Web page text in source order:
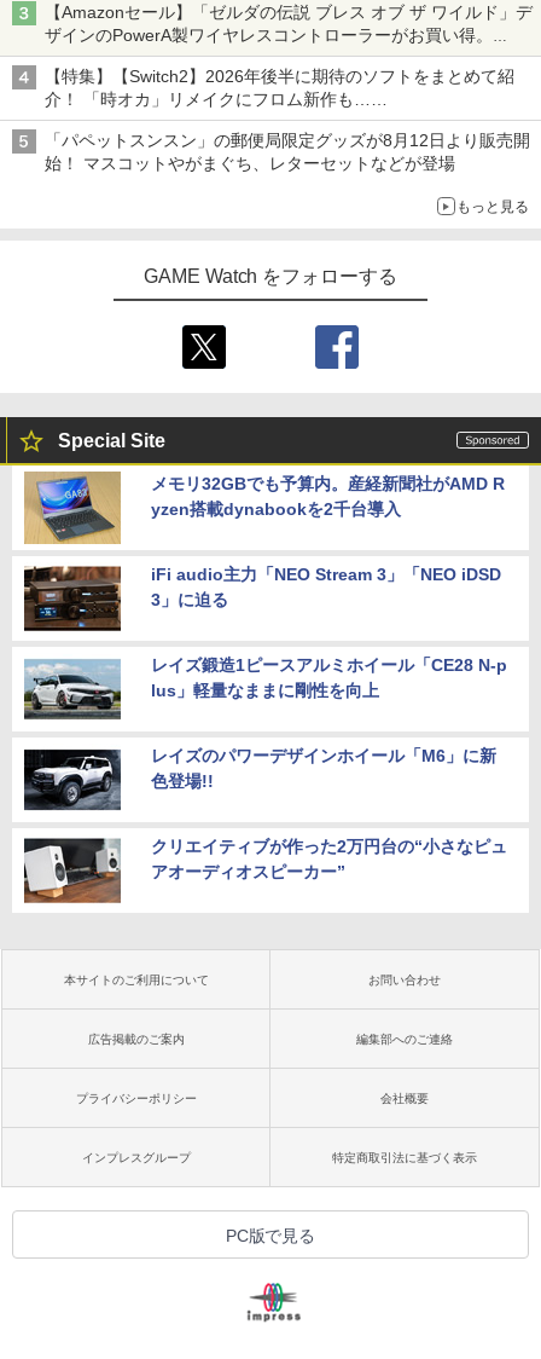
【Amazonセール】「ゼルダの伝説 ブレス オブ ザ ワイルド」デ
ザインのPowerA製ワイヤレスコントローラーがお買い得。
Switch2でも使用可能
【特集】【Switch2】2026年後半に期待のソフトをまとめて紹
介！ 「時オカ」リメイクにフロム新作も……
「パペットスンスン」の郵便局限定グッズが8月12日より販売開
始！ マスコットやがまぐち、レターセットなどが登場
もっと見る
GAME Watch をフォローする
Special Site
メモリ32GBでも予算内。産経新聞社がAMD R
yzen搭載dynabookを2千台導入
iFi audio主力「NEO Stream 3」「NEO iDSD
3」に迫る
レイズ鍛造1ピースアルミホイール「CE28 N-p
lus」軽量なままに剛性を向上
レイズのパワーデザインホイール「M6」に新
色登場!!
クリエイティブが作った2万円台の“小さなピュ
アオーディオスピーカー”
本サイトのご利用について お問い合わせ
広告掲載のご案内 編集部へのご連絡
プライバシーポリシー 会社概要
インプレスグループ 特定商取引法に基づく表示
PC版で見る